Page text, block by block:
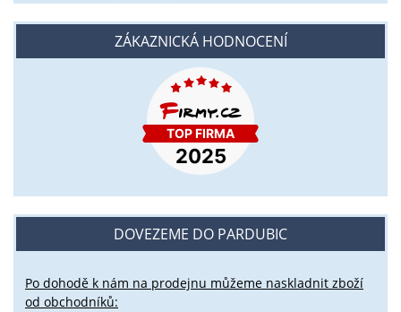
ZÁKAZNICKÁ HODNOCENÍ
DOVEZEME DO PARDUBIC
Po dohodě k nám na prodejnu můžeme naskladnit zboží
od obchodníků: